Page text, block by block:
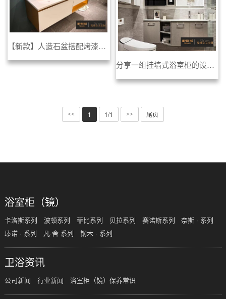
【新款】人造石盆搭配烤漆柜体
分享一组挂墙式浴室柜的设计美图
<< 1 1/1 >> 尾页
浴室柜（镜）
卡洛斯系列 波顿系列 菲比系列 贝拉系列 赛诺斯系列
奈斯 · 系列
瑧诺 · 系列
凡·舍 系列 钢木 · 系列
卫浴资讯
公司新闻 行业新闻 浴室柜（镜）保养常识